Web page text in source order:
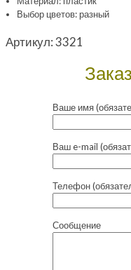
Выбор цветов: разный
Артикул:3321
Ваше имя
Ваш e-mail
Телефон
Сообщение